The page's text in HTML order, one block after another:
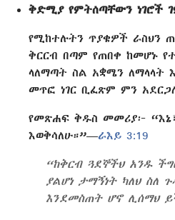
ቅድሚያ የምትሰጣቸውን ነገሮች
የሚከተሉትን ጥያቄዎች ራስህን
ቅርርብ በጣም የጠበቀ ከመሆኑ
ላለማጣት ስል አቋሜን ለማላላት
መጥፎ ነገር ቢፈጽም ምን
የመጽሐፍ ቅዱስ መመሪያ፦
እወቅሳለሁ።”—ራእይ 3:19
“ከቅርብ ጓደኞችህ አንዱ
ያልሆነ ታማኝነት ካለህ ስለ
እንደመስጠት ሆኖ ሊሰማህ